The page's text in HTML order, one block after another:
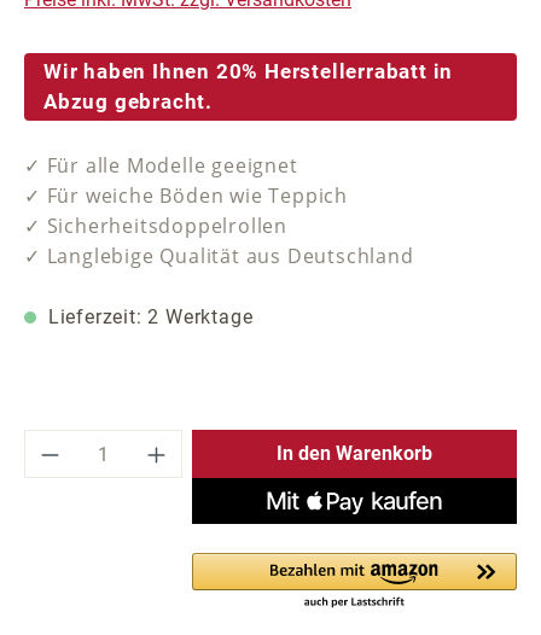
Wir haben Ihnen 20% Herstellerrabatt in
Abzug gebracht.
✓ Für alle Modelle geeignet
✓ Für weiche Böden wie Teppich
✓ Sicherheitsdoppelrollen
✓ Langlebige Qualität aus Deutschland
Lieferzeit: 2 Werktage
Produkt Anzahl: Gib den gewünschten
In den Warenkorb